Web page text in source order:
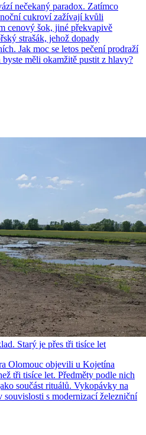
nečekaný paradox. Zatímco
cukroví zažívají kvůli
cenový šok, jiné překvapivě
strašák, jehož dopady
Jak moc se letos pečení prodraží
měli okamžitě pustit z hlavy?
Starý je přes tři tisíce let
Olomouc objevili u Kojetína
tři tisíce let. Předměty podle nich
součást rituálů. Vykopávky na
souvislosti s modernizací železniční